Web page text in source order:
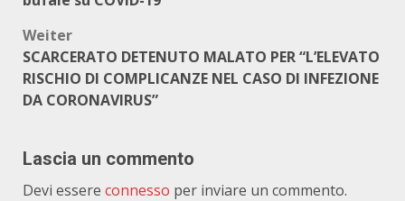
Weiter
SCARCERATO DETENUTO MALATO PER “L’ELEVATO
RISCHIO DI COMPLICANZE NEL CASO DI INFEZIONE
DA CORONAVIRUS”
Lascia un commento
Devi essere connesso per inviare un commento.